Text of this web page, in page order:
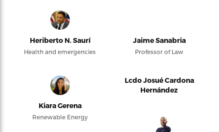
Heriberto N. Saurí
Health and emergencies
Jaime Sanabria
Professor of Law
Kiara Gerena
Renewable Energy
Lcdo Josué Cardona
Hernández